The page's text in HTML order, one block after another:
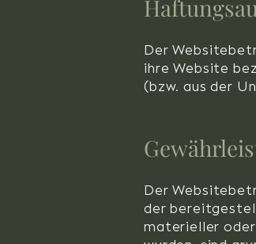
Der
ihre Website
(bzw. aus der
Der
der
materieller